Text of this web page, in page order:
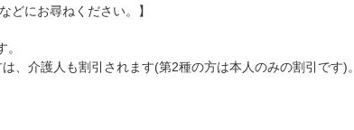
どにお尋ねください。】
、介護人も割引されます(第2種の方は本人のみの割引です)。